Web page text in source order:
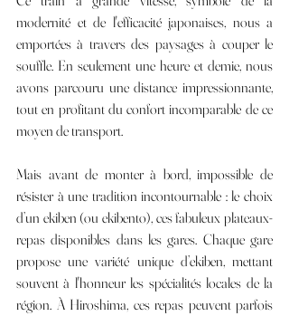
modernité et de l'efficacité japonaises, nous a
emportées à travers des paysages à couper le
souffle. En seulement une heure et demie, nous
avons parcouru une distance impressionnante,
tout en profitant du confort incomparable de ce
moyen de transport.
Mais avant de monter à bord, impossible de
résister à une tradition incontournable : le choix
d’un ekiben (ou ekibento), ces fabuleux plateaux-
repas disponibles dans les gares. Chaque gare
propose une variété unique d’ekiben, mettant
souvent à l'honneur les spécialités locales de la
région. À Hiroshima, ces repas peuvent parfois